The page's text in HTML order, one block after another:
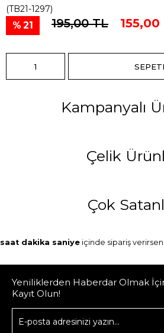
(TB21-1297)
21 195,00 TL 155,00
Kampanyalı
Çelik
Çok
saat dakika saniye içinde sipariş
Yeniliklerden Haberdar Olmak
Kayıt Olun!